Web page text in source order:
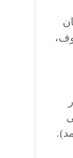
سال ۲٠۲٠ بطول انجامد).